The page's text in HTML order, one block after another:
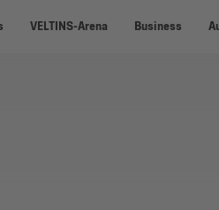
VELTINS-Arena Business